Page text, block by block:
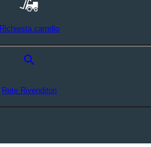
Richiesta carrello
search
Rete Rivenditori